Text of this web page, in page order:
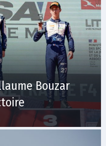
Bouzar